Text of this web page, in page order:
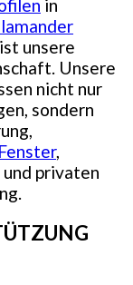
in
unsere
Unsere
nicht nur
sondern
Fenster,
privaten